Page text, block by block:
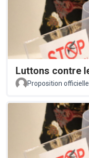
Luttons contre
Proposition officielle